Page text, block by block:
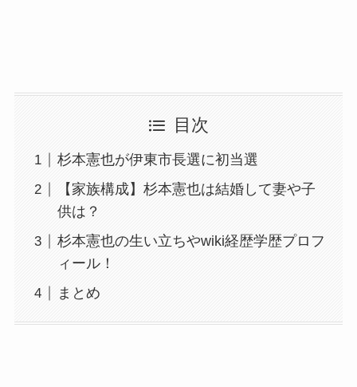
目次
杉本憲也が伊東市長選に初当選
【家族構成】杉本憲也は結婚して妻や子
供は？
杉本憲也の生い立ちやwiki経歴学歴プロフ
ィール！
まとめ